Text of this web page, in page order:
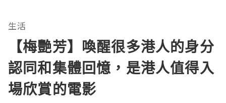
生活
【梅艷芳】喚醒很多港人的身分
認同和集體回憶，是港人值得入
場欣賞的電影